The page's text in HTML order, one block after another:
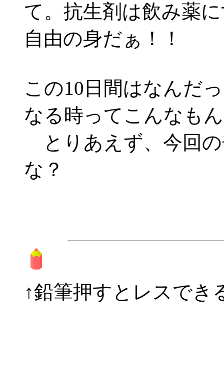
て。抗生剤は飲み薬
自由の身だぁ！！
この10日間はなんだ
なる時ってこんなも
とりあえず、今回
な？
↑鉛筆押すとレスで